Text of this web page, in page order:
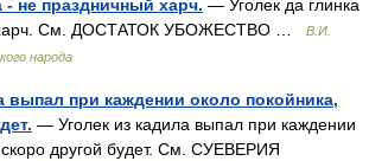
- не праздничный харч. — Уголек да глинка
харч. См. ДОСТАТОК УБОЖЕСТВО …
В.И.
народа
выпал при каждении около покойника,
— Уголек из кадила выпал при каждении
скоро другой будет. См. СУЕВЕРИЯ